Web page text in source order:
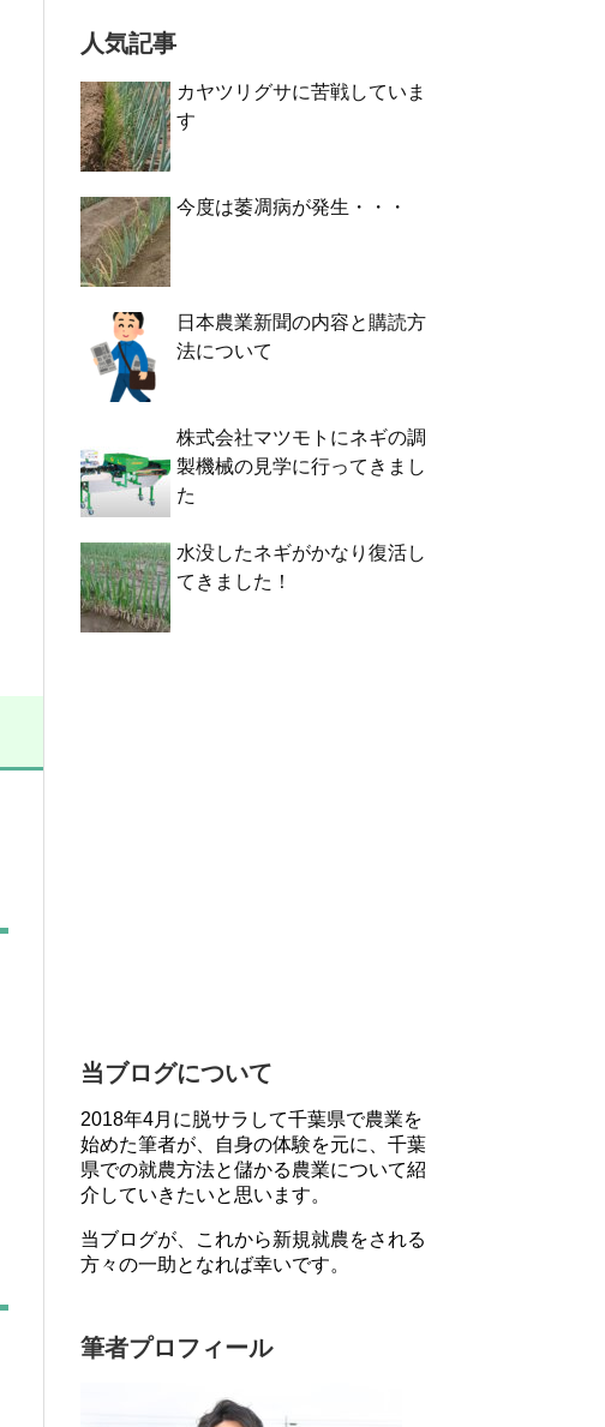
人気記事
カヤツリグサに苦戦していま
す
今度は萎凋病が発生・・・
日本農業新聞の内容と購読方
法について
株式会社マツモトにネギの調
製機械の見学に行ってきまし
た
水没したネギがかなり復活し
てきました！
当ブログについて
2018年4月に脱サラして千葉県で農業を
始めた筆者が、自身の体験を元に、千葉
県での就農方法と儲かる農業について紹
介していきたいと思います。
当ブログが、これから新規就農をされる
方々の一助となれば幸いです。
筆者プロフィール